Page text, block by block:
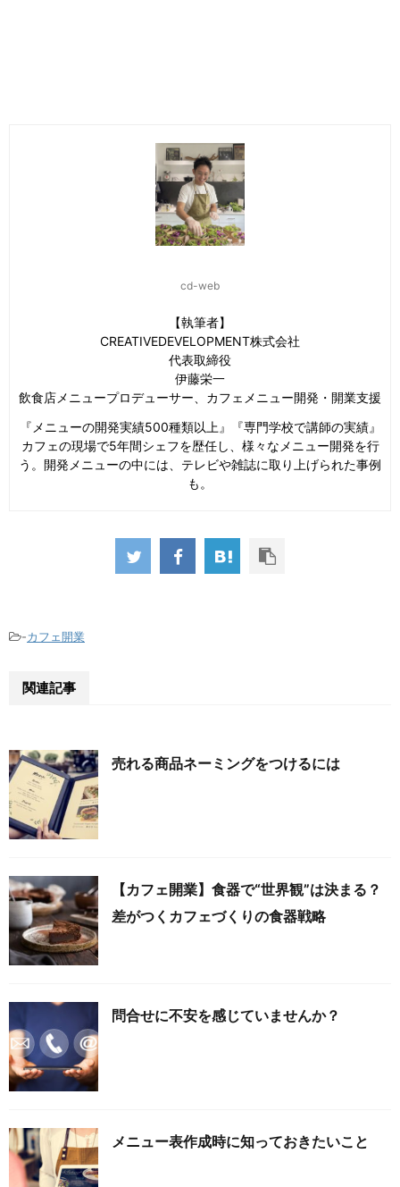
cd-web
【執筆者】
CREATIVEDEVELOPMENT株式会社
代表取締役
伊藤栄一
飲食店メニュープロデューサー、カフェメニュー開発・開業支援
『メニューの開発実績500種類以上』『専門学校で講師の実績』
カフェの現場で5年間シェフを歴任し、様々なメニュー開発を行
う。開発メニューの中には、テレビや雑誌に取り上げられた事例
も。
-カフェ開業
関連記事
売れる商品ネーミングをつけるには
【カフェ開業】食器で“世界観”は決まる？
差がつくカフェづくりの食器戦略
問合せに不安を感じていませんか？
メニュー表作成時に知っておきたいこと